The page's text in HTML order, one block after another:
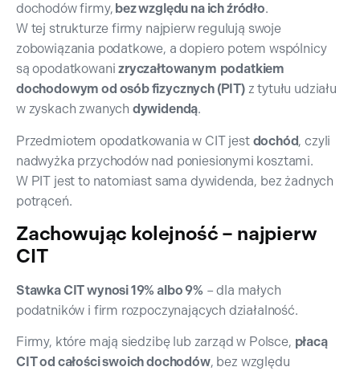
dochodów firmy, bez względu na ich źródło.
W tej strukturze firmy najpierw regulują swoje
zobowiązania podatkowe, a dopiero potem wspólnicy
są opodatkowanizryczałtowanym podatkiem
dochodowym od osób fizycznych (PIT)z tytułu udziału
w zyskach zwanych dywidendą.
Przedmiotem opodatkowania w CIT jest dochód, czyli
nadwyżka przychodów nad poniesionymi kosztami.
W PIT jest to natomiast sama dywidenda, bez żadnych
potrąceń.
Zachowując kolejność – najpierw
CIT
Stawka CIT wynosi 19% albo 9%– dla małych
podatników i firm rozpoczynających działalność.
Firmy, które mają siedzibę lub zarząd w Polsce, płacą
CIT od całości swoich dochodów, bez względu